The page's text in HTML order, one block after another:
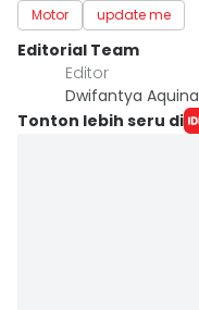
Motor
update me
Editorial Team
Editor
Dwifantya Aquina
Tonton lebih seru di